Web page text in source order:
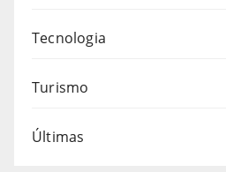
Tecnologia
Turismo
Últimas